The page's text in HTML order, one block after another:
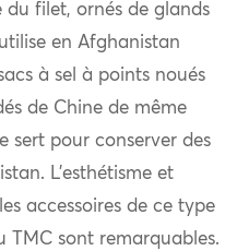
filet, ornés de glands
en Afghanistan
à sel à points noués
de Chine de même
sert pour conserver des
L’esthétisme et
accessoires de ce type
sont remarquables.